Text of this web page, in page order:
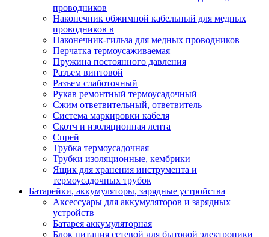
проводников
Наконечник обжимной кабельный для медных
проводников в
Наконечник-гильза для медных проводников
Перчатка термоусаживаемая
Пружина постоянного давления
Разъем винтовой
Разъем слаботочный
Рукав ремонтный термоусадочный
Сжим ответвительный, ответвитель
Система маркировки кабеля
Скотч и изоляционная лента
Спрей
Трубка термоусадочная
Трубки изоляционные, кембрики
Ящик для хранения инструмента и
термоусадочных трубок
Батарейки, аккумуляторы, зарядные устройства
Аксессуары для аккумуляторов и зарядных
устройств
Батарея аккумуляторная
Блок питания сетевой для бытовой электроники